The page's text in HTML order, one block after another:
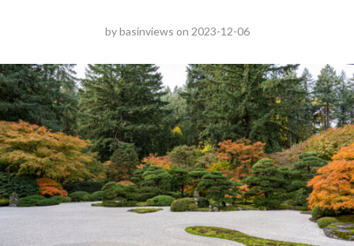
bybasinviews on 2023-12-06